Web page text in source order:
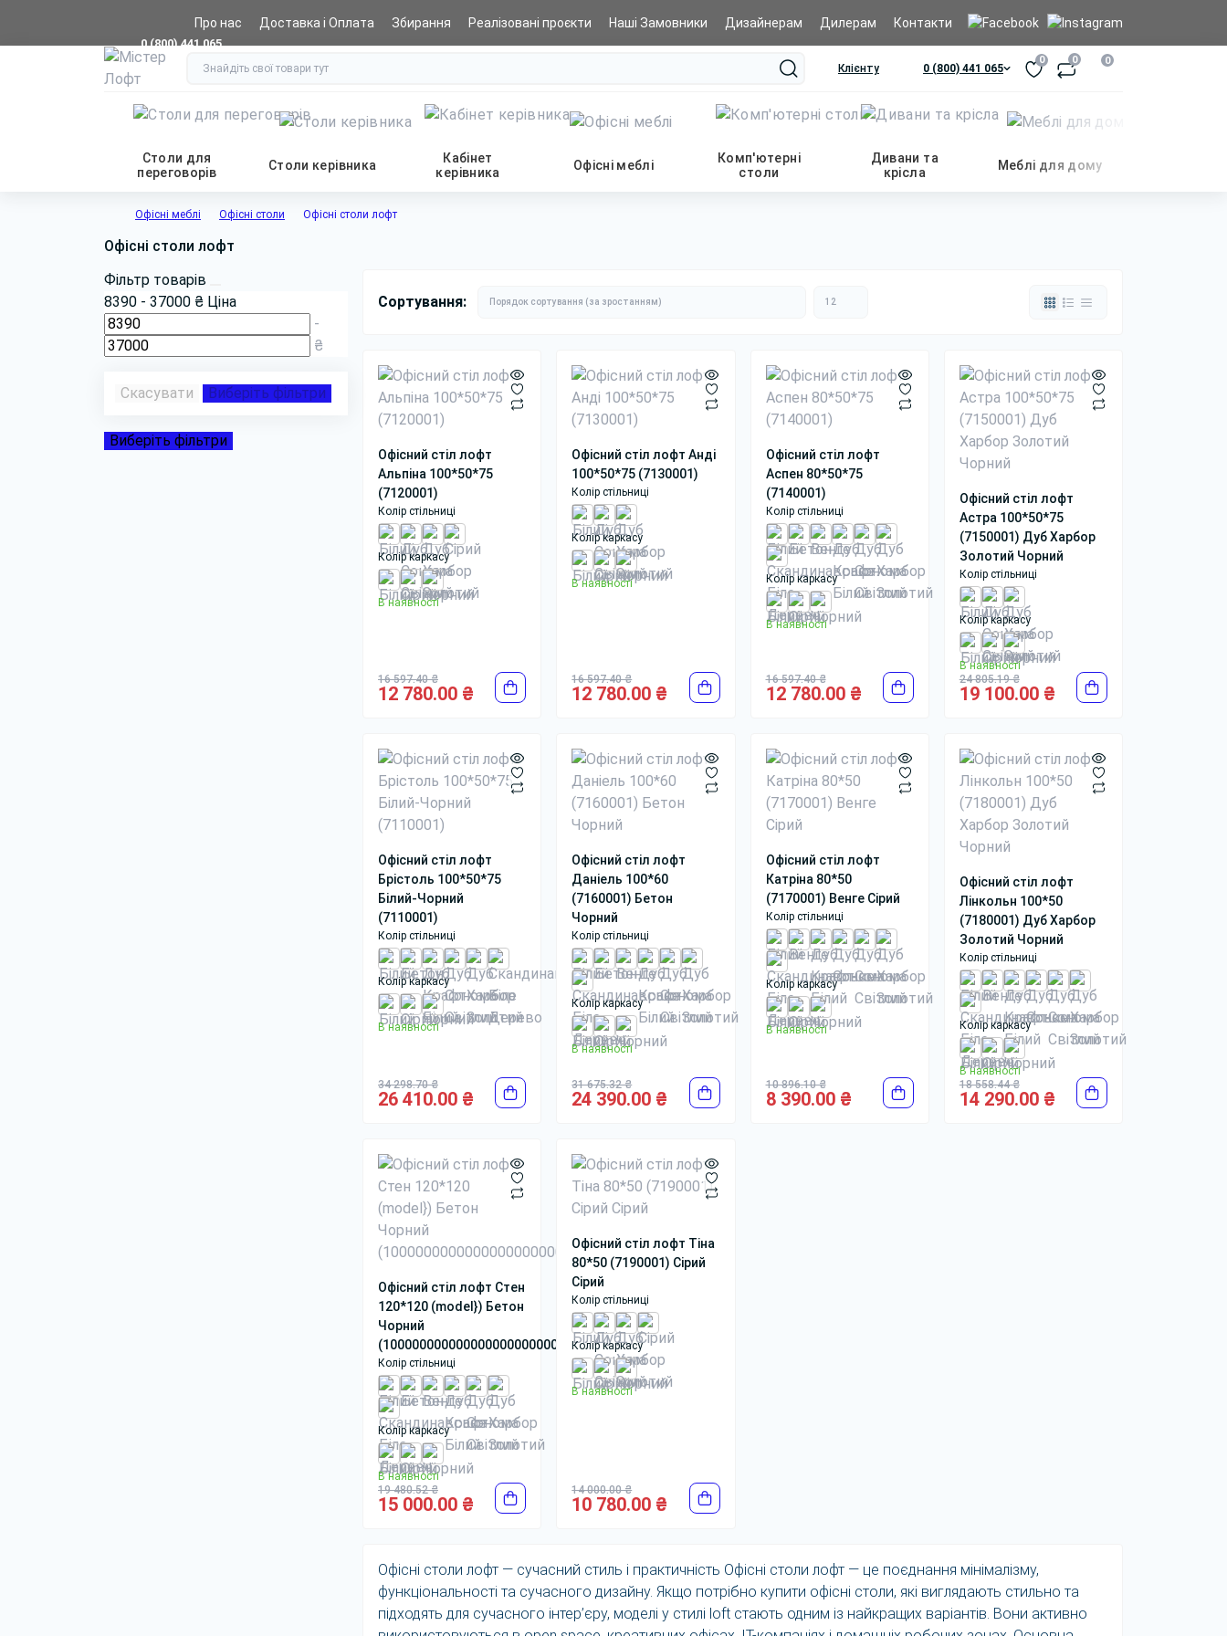
0 (800) 441 065
Про нас Доставка і Оплата Збирання Реалізовані проєкти Наші Замовники Дизайнерам Дилерам Контакти
Клієнту 0 (800) 441 065
0 0 0
Столи для
переговорів
Столи керівника
Кабінет
керівника
Офісні меблі
Комп'ютерні
столи
Дивани та
крісла
Меблі для дому
Офісні меблі Офісні столи Офісні столи лофт
Офісні столи лофт
Фільтр товарів
8390 - 37000 ₴ Ціна
-
₴
Скасувати Виберіть фільтри
Виберіть фільтри
Сортування:
Офісний стіл лофт
Альпіна 100*50*75
(7120001)
Колір стільниці
Колір каркасу
В наявності
16 597.40 ₴
12 780.00 ₴
Офісний стіл лофт Анді
100*50*75 (7130001)
Колір стільниці
Колір каркасу
В наявності
16 597.40 ₴
12 780.00 ₴
Офісний стіл лофт
Аспен 80*50*75
(7140001)
Колір стільниці
Колір каркасу
В наявності
16 597.40 ₴
12 780.00 ₴
Офісний стіл лофт
Астра 100*50*75
(7150001) Дуб Харбор
Золотий Чорний
Колір стільниці
Колір каркасу
В наявності
24 805.19 ₴
19 100.00 ₴
Офісний стіл лофт
Брістоль 100*50*75
Білий-Чорний
(7110001)
Колір стільниці
Колір каркасу
В наявності
34 298.70 ₴
26 410.00 ₴
Офісний стіл лофт
Даніель 100*60
(7160001) Бетон
Чорний
Колір стільниці
Колір каркасу
В наявності
31 675.32 ₴
24 390.00 ₴
Офісний стіл лофт
Катріна 80*50
(7170001) Венге Сірий
Колір стільниці
Колір каркасу
В наявності
10 896.10 ₴
8 390.00 ₴
Офісний стіл лофт
Лінкольн 100*50
(7180001) Дуб Харбор
Золотий Чорний
Колір стільниці
Колір каркасу
В наявності
18 558.44 ₴
14 290.00 ₴
Офісний стіл лофт Стен
120*120 (model}) Бетон
Чорний
(10000000000000000000000000000000000000001)
Колір стільниці
Колір каркасу
В наявності
19 480.52 ₴
15 000.00 ₴
Офісний стіл лофт Тіна
80*50 (7190001) Сірий
Сірий
Колір стільниці
Колір каркасу
В наявності
14 000.00 ₴
10 780.00 ₴
Офісні столи лофт — сучасний стиль і практичність Офісні столи лофт — це поєднання мінімалізму,
функціональності та сучасного дизайну. Якщо потрібно купити офісні столи, які виглядають стильно та
підходять для сучасного інтер’єру, моделі у стилі loft стають одним із найкращих варіантів. Вони активно